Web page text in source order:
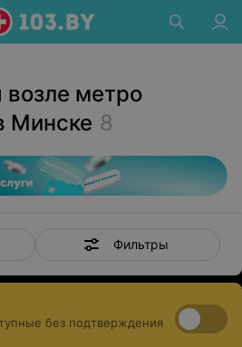
возле метро
Минске 8
Фильтры
без подтверждения